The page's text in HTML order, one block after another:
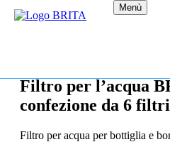
Menù
Filtro per l’acqua
confezione da 6 filtri
Filtro per acqua per bottiglia e